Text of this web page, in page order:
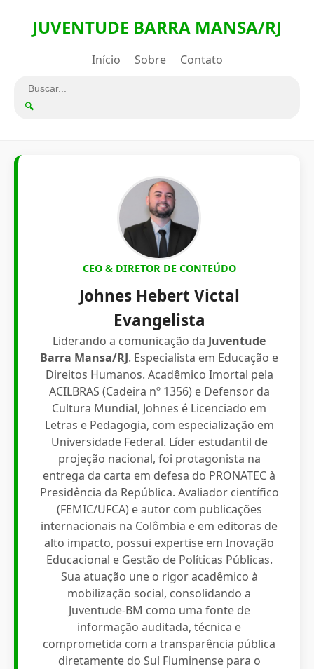
JUVENTUDE BARRA MANSA/RJ
Início Sobre Contato
🔍
CEO & DIRETOR DE CONTEÚDO
Johnes Hebert Victal
Evangelista
Liderando a comunicação da Juventude
Barra Mansa/RJ. Especialista em Educação e
Direitos Humanos. Acadêmico Imortal pela
ACILBRAS (Cadeira nº 1356) e Defensor da
Cultura Mundial, Johnes é Licenciado em
Letras e Pedagogia, com especialização em
Universidade Federal. Líder estudantil de
projeção nacional, foi protagonista na
entrega da carta em defesa do PRONATEC à
Presidência da República. Avaliador científico
(FEMIC/UFCA) e autor com publicações
internacionais na Colômbia e em editoras de
alto impacto, possui expertise em Inovação
Educacional e Gestão de Políticas Públicas.
Sua atuação une o rigor acadêmico à
mobilização social, consolidando a
Juventude-BM como uma fonte de
informação auditada, técnica e
comprometida com a transparência pública
diretamente do Sul Fluminense para o